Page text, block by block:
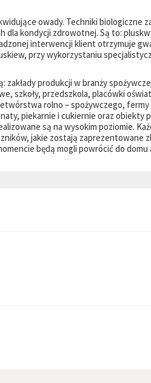
owady. Techniki biologiczne
dla kondycji zdrowotnej. Są to:
interwencji klient otrzymuje
przy wykorzystaniu
produkcji w branży
szkoły, przedszkola, placówki
rolno – spożywczego, fermy
piekarnie i cukiernie oraz obiekty
są na wysokim poziomie.
jakie zostają zaprezentowane
będą mogli powrócić do domu